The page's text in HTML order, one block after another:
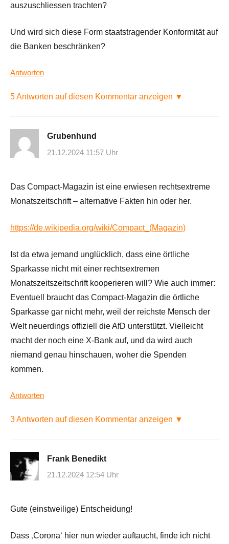
auszuschliessen trachten?
Und wird sich diese Form staatstragender Konformität auf
die Banken beschränken?
Antworten
5 Antworten auf diesen Kommentar anzeigen ▼
Grubenhund
21.12.2024 11:57 Uhr
Das Compact-Magazin ist eine erwiesen rechtsextreme
Monatszeitschrift – alternative Fakten hin oder her.
https://de.wikipedia.org/wiki/Compact_(Magazin)
Ist da etwa jemand unglücklich, dass eine örtliche
Sparkasse nicht mit einer rechtsextremen
Monatszeitszeitschrift kooperieren will? Wie auch immer:
Eventuell braucht das Compact-Magazin die örtliche
Sparkasse gar nicht mehr, weil der reichste Mensch der
Welt neuerdings offiziell die AfD unterstützt. Vielleicht
macht der noch eine X-Bank auf, und da wird auch
niemand genau hinschauen, woher die Spenden
kommen.
Antworten
3 Antworten auf diesen Kommentar anzeigen ▼
Frank Benedikt
21.12.2024 12:54 Uhr
Gute (einstweilige) Entscheidung!
Dass ‚Corona‘ hier nun wieder auftaucht, finde ich nicht